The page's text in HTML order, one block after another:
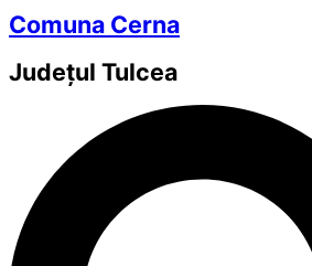
Comuna Cerna
Județul Tulcea